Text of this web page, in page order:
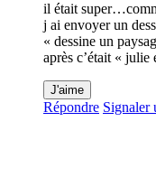
il était
j ai envoyer un
« dessine un
après c’était «
J'aime
Répondre Signaler